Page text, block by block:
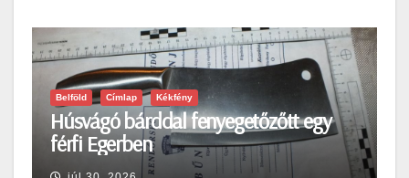
Belföld Címlap Kékfény
Húsvágó bárddal fenyegetőzőtt egy
férfi Egerben